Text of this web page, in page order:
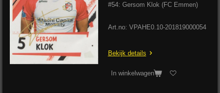
#54: Gersom Klok (FC Emmen)
Art.no: VPAHE0.10-201819000054
Bekijk details
In winkelwagen